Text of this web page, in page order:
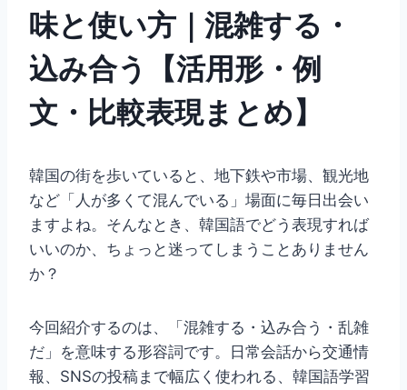
味と使い方｜混雑する・
込み合う【活用形・例
文・比較表現まとめ】
韓国の街を歩いていると、地下鉄や市場、観光地
など「人が多くて混んでいる」場面に毎日出会い
ますよね。そんなとき、韓国語でどう表現すれば
いいのか、ちょっと迷ってしまうことありません
か？
今回紹介するのは、「混雑する・込み合う・乱雑
だ」を意味する形容詞です。日常会話から交通情
報、SNSの投稿まで幅広く使われる、韓国語学習